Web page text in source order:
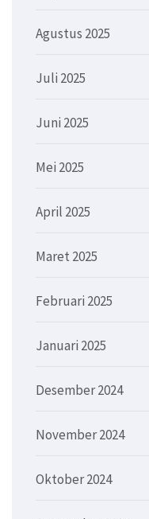
Agustus 2025
Juli 2025
Juni 2025
Mei 2025
April 2025
Maret 2025
Februari 2025
Januari 2025
Desember 2024
November 2024
Oktober 2024